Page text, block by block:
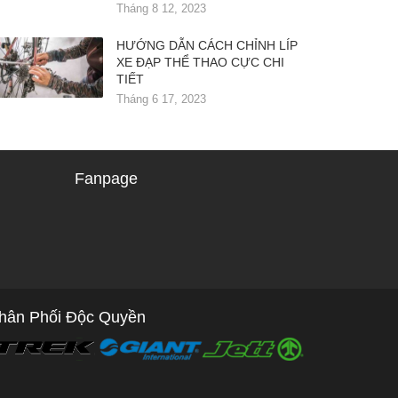
Tháng 8 12, 2023
HƯỚNG DẪN CÁCH CHỈNH LÍP
XE ĐẠP THỂ THAO CỰC CHI
TIẾT
Tháng 6 17, 2023
Fanpage
Phối Độc Quyền